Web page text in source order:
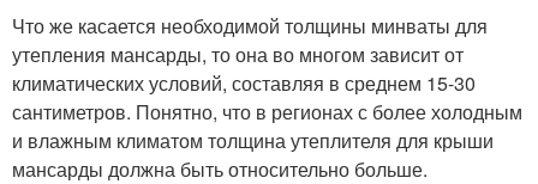
Что же касается необходимой толщины минваты для
утепления мансарды, то она во многом зависит от
климатических условий, составляя в среднем 15-30
сантиметров. Понятно, что в регионах с более холодным
и влажным климатом толщина утеплителя для крыши
мансарды должна быть относительно больше.